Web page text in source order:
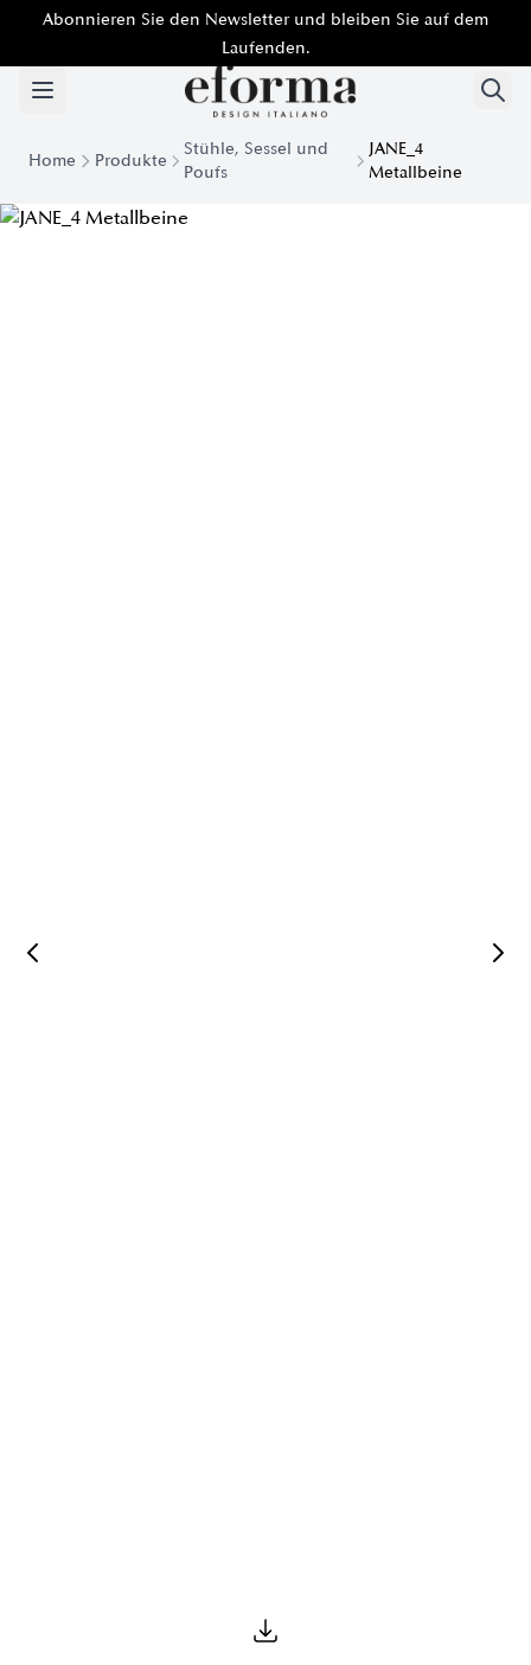
Abonnieren Sie den Newsletter und bleiben Sie auf dem
Laufenden.
Home Produkte
Stühle, Sessel und
Poufs
JANE_4
Metallbeine
Jane Drehsessel | Eforma